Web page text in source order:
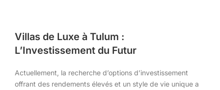
Villas de Luxe à Tulum :
L’Investissement du Futur
Actuellement, la recherche d’options d’investissement
offrant des rendements élevés et un style de vie unique a